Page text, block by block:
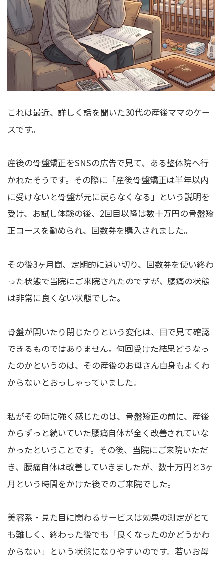
これは最近、詳しく話を聞いた30代の産後ママのケー
スです。
産後の骨盤矯正をSNSの広告で見て、ある整体院へ行
かれたそうです。その際に「産後骨盤矯正は半年以内
に受けないと骨盤が元に戻らなくなる」という説明を
受け、お試し体験の後、2回目以降は数十万円の骨盤矯
正コースを勧められ、回数券を購入されました。
その後3ヶ月間、定期的に通い切り、回数券を使い終わ
った状態で当院にご来院されたのですが、腰痛の状態
は非常に良くない状態でした。
骨盤が開いたり閉じたりという変化は、目で見て確認
できるものではありません。何回受けた結果どうなっ
たのかというのは、その産後のお母さん自身もよくわ
からないとおっしゃっていました。
私がその時に強く感じたのは、骨盤矯正の前に、産後
からずっと続いていた腰痛自体が全く改善されていな
かったということです。その後、当院にご来院いただ
き、腰痛自体は改善していきましたが、数十万円と3ヶ
月という時間をかけた後でのご来院でした。
美容系・見た目に関わるサービスは効果の測定がとて
も難しく、終わった後でも「良くなったのかどうかわ
からない」という状態になりやすいのです。若いお母